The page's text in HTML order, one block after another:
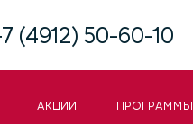
(4912) 50-60-10
АКЦИИ ПРОГРАММЫ